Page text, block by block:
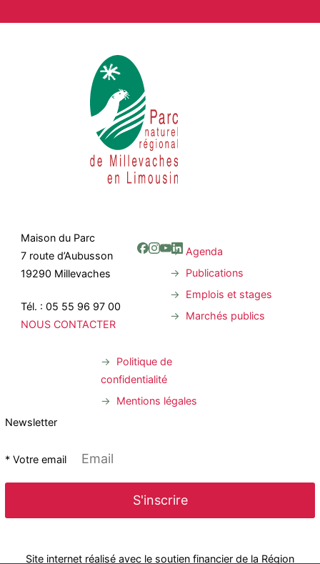
Maison du Parc
7 route d’Aubusson
19290 Millevaches
Tél. : 05 55 96 97 00
NOUS CONTACTER
Agenda
Publications
Emplois et stages
Marchés publics
Politique de
confidentialité
Mentions légales
Newsletter
* Votre email
Site internet réalisé avec le soutien financier de la Région